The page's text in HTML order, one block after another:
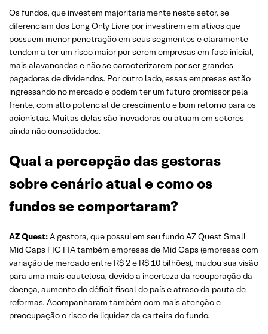
Os fundos, que investem majoritariamente neste setor, se
diferenciam dos Long Only Livre por investirem em ativos que
possuem menor penetração em seus segmentos e claramente
tendem a ter um risco maior por serem empresas em fase inicial,
mais alavancadas e não se caracterizarem por ser grandes
pagadoras de dividendos. Por outro lado, essas empresas estão
ingressando no mercado e podem ter um futuro promissor pela
frente, com alto potencial de crescimento e bom retorno para os
acionistas. Muitas delas são inovadoras ou atuam em setores
ainda não consolidados.
Qual a percepção das gestoras
sobre cenário atual e como os
fundos se comportaram?
AZ Quest:A gestora, que possui em seu fundo AZ Quest Small
Mid Caps FIC FIA também empresas de Mid Caps (empresas com
variação de mercado entre R$ 2 e R$ 10 bilhões), mudou sua visão
para uma mais cautelosa, devido a incerteza da recuperação da
doença, aumento do déficit fiscal do país e atraso da pauta de
reformas. Acompanharam também com mais atenção e
preocupação o risco de liquidez da carteira do fundo.